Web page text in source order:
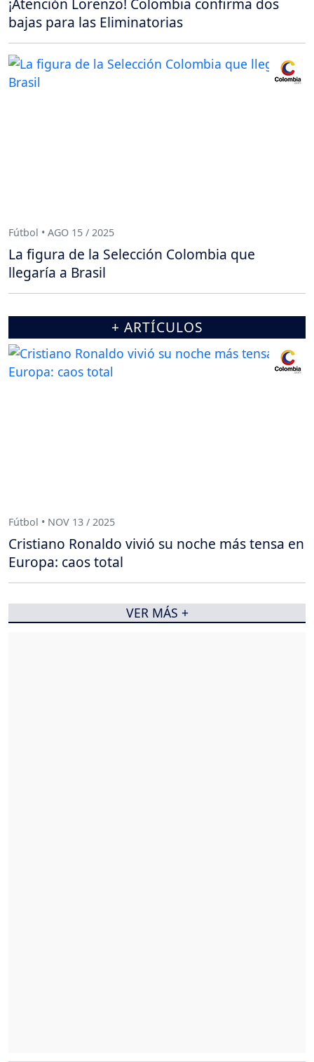
¡Atención Lorenzo! Colombia confirma dos
bajas para las Eliminatorias
Fútbol • AGO 15 / 2025
La figura de la Selección Colombia que
llegaría a Brasil
+ ARTÍCULOS
Fútbol • NOV 13 / 2025
Cristiano Ronaldo vivió su noche más tensa en
Europa: caos total
VER MÁS +